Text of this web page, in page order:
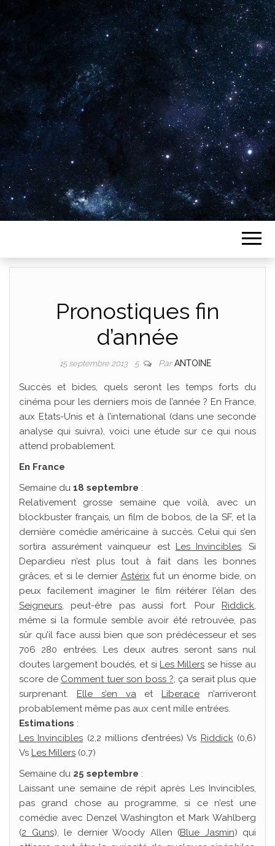
Plus de 2800 critiques de films
Pronostiques fin
d’année
15 septembre 2013 5 ParANTOINE
Succès et bides, quels seront les temps forts du
cinéma pour les derniers mois de l’année ? En France,
aux Etats-Unis et à l’international (dans une seconde
analyse qui suivra), voici une étude sur ce qui nous
attend probablement.
En France
Semaine du 18 septembre :
Relativement grosse semaine que voilà, avec un
blockbuster français, un film de bobos, de la SF, et la
dernière comédie américaine à succès. Celui qui s’en
sortira assurément vainqueur est Les Invincibles. Si
Depardieu n’est plus tout à fait dans les bonnes
grâces, et si le dernier Astérix fut un énorme bide, on
peux facilement imaginer le film réitérer l’élan des
Seigneurs, peut-être pas aussi fort. Pour Riddick,
même si la formule semble avoir été retrouvée, pas
sûr qu’il face aussi bien que son prédécesseur et ses
706 280 entrées. Les deux autres seront sans nul
doutes largement boudés, et si Les Millers se hisse au
score de Comment tuer son boss ?, ça serait plus que
surprenant. Elle s’en vaet Liberace n’arriveront
probablement même pas aux cent mille entrées.
Estimations :
Les Invincibles (2,2 millions d’entrées) Vs Riddick(0,6)
Vs Les Millers (0,7)
Semaine du 25 septembre :
Laissant une semaine de répit après Les Invincibles,
pas grand chose au programme, si ce n’est une
comédie avec Denzel Washington et Mark Wahlberg
(2 Guns), le dernier Woody Allen (Blue Jasmin) qui